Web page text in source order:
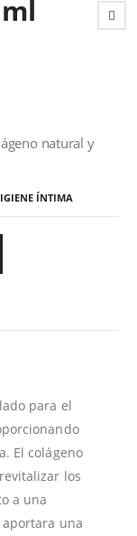
natural y
ÍNTIMA
para el
El colágeno
los
a una
una